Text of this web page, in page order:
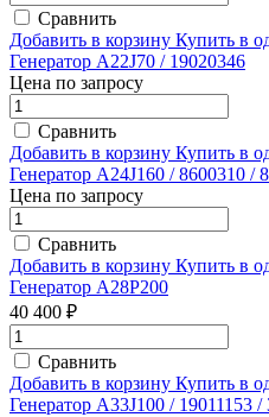
Сравнить
Добавить в корзину Купить в
Генератор A22J70 / 19020346
Цена по запросу
Сравнить
Добавить в корзину Купить в
Генератор A24J160 / 8600310 /
Цена по запросу
Сравнить
Добавить в корзину Купить в
Генератор A28P200
40 400 ₽
Сравнить
Добавить в корзину Купить в
Генератор A33J100 / 19011153